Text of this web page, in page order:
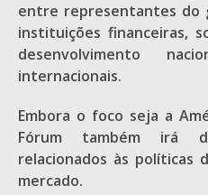
entre representantes do
instituições financeiras,
desenvolvimento
internacionais.
Embora o foco seja a
Fórum também irá
relacionados às políticas
mercado.